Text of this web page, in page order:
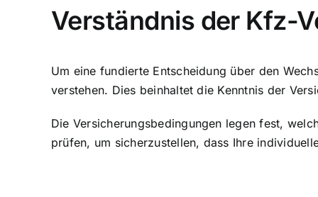
Verständnis der Kfz-
Um eine fundierte Entscheidung über den
verstehen. Dies beinhaltet die Kenntnis der
Die Versicherungsbedingungen legen fest,
prüfen, um sicherzustellen, dass Ihre